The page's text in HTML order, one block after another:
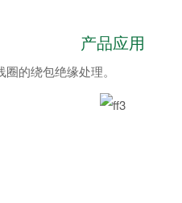
产品应用
的绕包绝缘处理。